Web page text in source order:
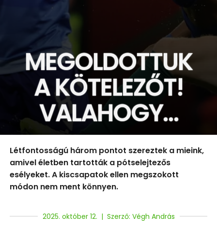
MEGOLDOTTUK
A KÖTELEZŐT!
VALAHOGY…
Létfontosságú három pontot szereztek a mieink,
amivel életben tartották a pótselejtezős
esélyeket. A kiscsapatok ellen megszokott
módon nem ment könnyen.
2025. október 12. | Szerző: Végh András